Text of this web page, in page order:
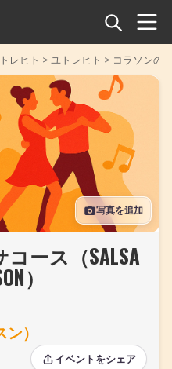
レヒト > ユトレヒト > コラソンの
写真を追加
ース（SALSA
）
）
イベントをシェア